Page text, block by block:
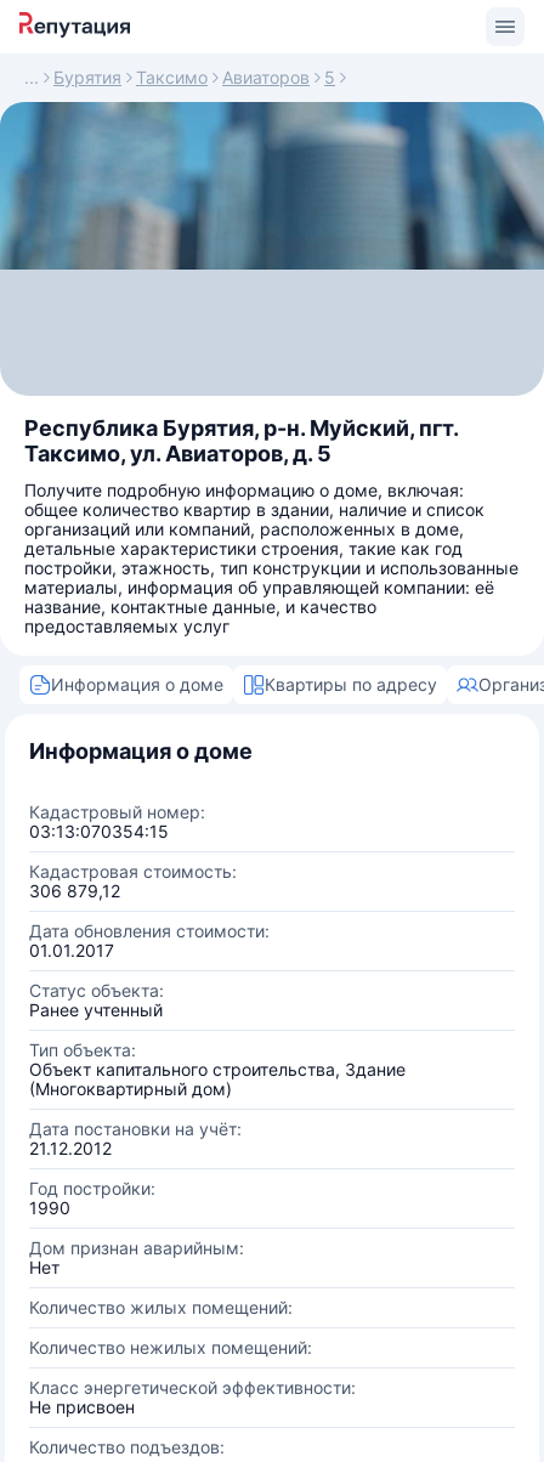
Бурятия Таксимо Авиаторов 5
Республика Бурятия, р-н. Муйский, пгт.
Таксимо, ул. Авиаторов, д. 5
Получите подробную информацию о доме, включая:
общее количество квартир в здании, наличие и список
организаций или компаний, расположенных в доме,
детальные характеристики строения, такие как год
постройки, этажность, тип конструкции и использованные
материалы, информация об управляющей компании: её
название, контактные данные, и качество
предоставляемых услуг
Информация о доме Квартиры по адресу
Информация о доме
Кадастровый номер:
03:13:070354:15
Кадастровая стоимость:
306 879,12
Дата обновления стоимости:
01.01.2017
Статус объекта:
Ранее учтенный
Тип объекта:
Объект капитального строительства, Здание
(Многоквартирный дом)
Дата постановки на учёт:
21.12.2012
Год постройки:
1990
Дом признан аварийным:
Нет
Количество жилых помещений:
Количество нежилых помещений:
Класс энергетической эффективности:
Не присвоен
Количество подъездов: